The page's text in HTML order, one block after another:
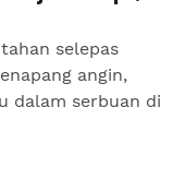
selepas
angin,
dalam serbuan di